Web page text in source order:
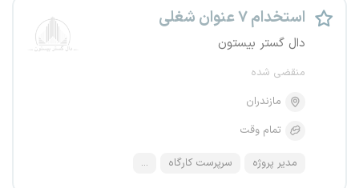
استخدام ۷ عنوان شغلی
دال گستر بیستون
منقضی شده
مازندران
تمام وقت
مدیر پروژه سرپرست کارگاه ...